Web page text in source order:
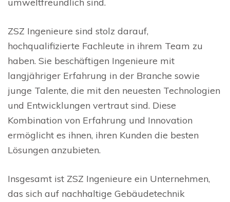
ZSZ Ingenieure sind stolz darauf,
hochqualifizierte Fachleute in ihrem Team zu
haben. Sie beschäftigen Ingenieure mit
langjähriger Erfahrung in der Branche sowie
junge Talente, die mit den neuesten Technologien
und Entwicklungen vertraut sind. Diese
Kombination von Erfahrung und Innovation
ermöglicht es ihnen, ihren Kunden die besten
Lösungen anzubieten.
Insgesamt ist ZSZ Ingenieure ein Unternehmen,
das sich auf nachhaltige Gebäudetechnik